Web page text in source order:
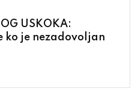
USKOKA:
ko je nezadovoljan